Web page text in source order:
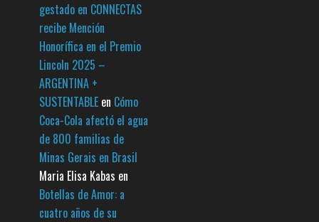
gestado en CONNECTAS
recibe Mención
Honorífica en el Premio
Lincoln 2025 –
ARGENTINA +
SUSTENTABLE en Cómo
Coca-Cola afectó el agua
de 800 familias de
Minas Gerais en Brasil
Maria Elisa Kabas en
Botellas de Amor: a
cuatro años de su